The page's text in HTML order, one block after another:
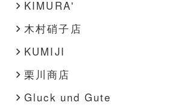
KIMURA'
木村硝子店
KUMIJI
栗川商店
Gluck und Gute